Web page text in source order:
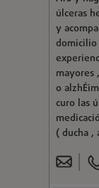
úlceras
y
domicilio
mayores
o
curo las
( ducha ,